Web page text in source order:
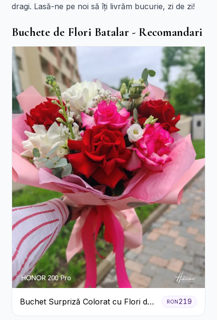
dragi. Lasă-ne pe noi să îți livrăm bucurie, zi de zi!
Buchete de Flori Batalar - Recomandari
Buchet Surpriză Colorat cu Flori de
Sezon
RON219